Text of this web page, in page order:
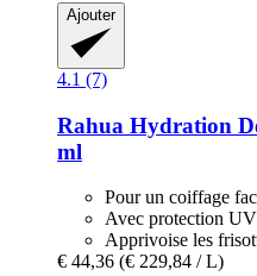
Ajouter
4.1 (7)
Rahua Hydration
ml
Pour un coiffage
Avec protection
Apprivoise les
€ 44,36 (€ 229,84 / L)